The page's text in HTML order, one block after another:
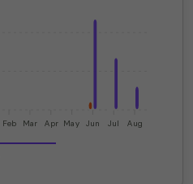
Feb Mar Apr May Jun Jul Aug